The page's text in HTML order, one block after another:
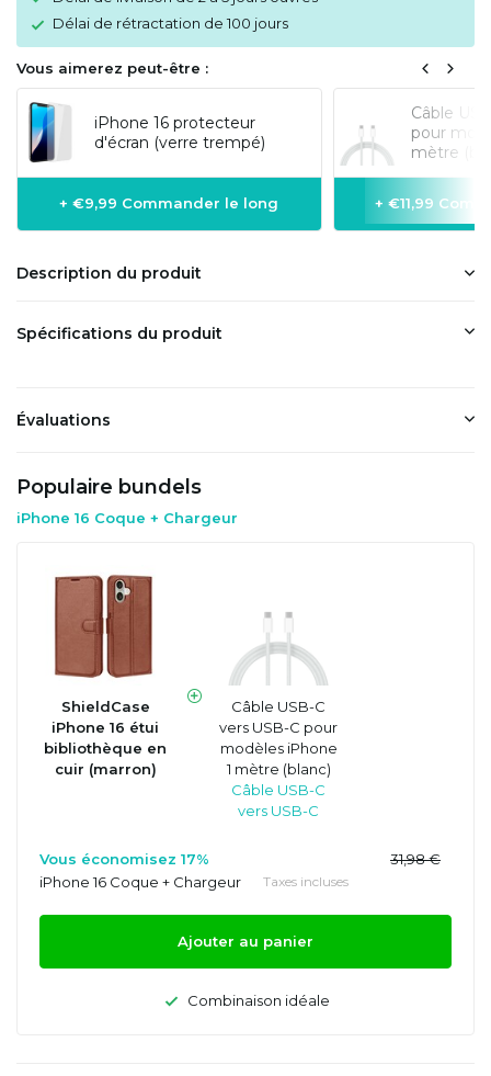
Délai de rétractation de 100 jours
Vous aimerez peut-être :
iPhone 16 protecteur
d'écran (verre trempé)
+ €9,99 Commander le long
Câble
pour
mètre
+ €11,99
Description du produit
Spécifications du produit
Évaluations
Populaire bundels
iPhone 16 Coque + Chargeur
ShieldCase
iPhone 16 étui
bibliothèque en
cuir (marron)
Câble USB-C
vers USB-C pour
modèles iPhone
1 mètre (blanc)
Câble USB-C
vers USB-C
Vous économisez 17%
31,98 €
iPhone 16 Coque + Chargeur
Taxes incluses
Ajouter au panier
Combinaison idéale